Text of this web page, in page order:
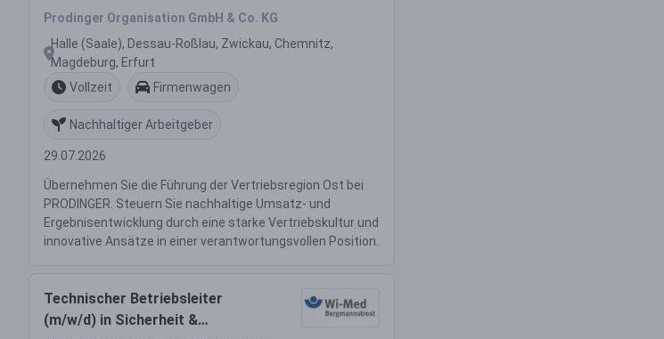
Prodinger Organisation GmbH & Co. KG
Halle (Saale), Dessau-Roßlau, Zwickau, Chemnitz,
Magdeburg, Erfurt
Vollzeit
Firmenwagen
Nachhaltiger Arbeitgeber
29.07.2026
Übernehmen Sie die Führung der Vertriebsregion Ost bei
PRODINGER. Steuern Sie nachhaltige Umsatz- und
Ergebnisentwicklung durch eine starke Vertriebskultur und
innovative Ansätze in einer verantwortungsvollen Position.
Technischer Betriebsleiter
(m/w/d) in Sicherheit &